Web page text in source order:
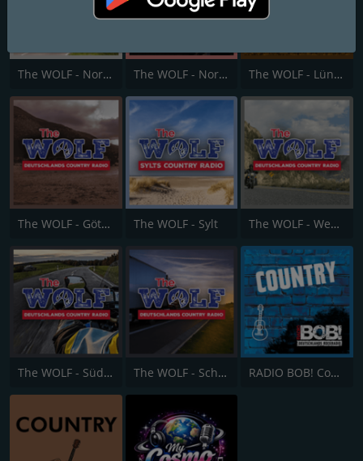
The WOLF - Nordhessen The WOLF - Nordseeküste The WOLF - Lüneburger Heide
The WOLF - Göttingen / Harz The WOLF - Sylt The WOLF - Weserbergland
The WOLF - Südhessen The WOLF - Schleswig-Holstein RADIO BOB! Country